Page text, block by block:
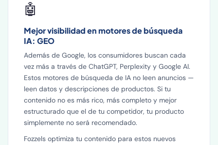
🤖
Mejor visibilidad en motores de búsqueda
IA: GEO
Además de Google, los consumidores buscan cada
vez más a través de ChatGPT, Perplexity y Google AI.
Estos motores de búsqueda de IA no leen anuncios —
leen datos y descripciones de productos. Si tu
contenido no es más rico, más completo y mejor
estructurado que el de tu competidor, tu producto
simplemente no será recomendado.
Fozzels optimiza tu contenido para estos nuevos